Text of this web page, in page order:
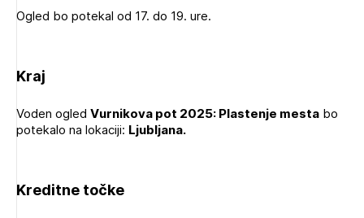
Ogled bo potekal od 17. do 19. ure.
Kraj
Voden ogled Vurnikova pot 2025: Plastenje mesta bo
potekalo na lokaciji: Ljubljana.
Kreditne točke